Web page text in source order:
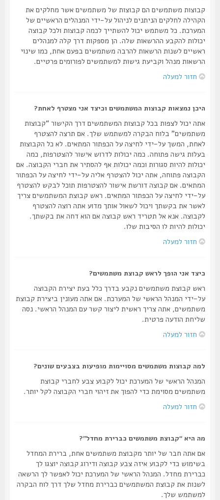
קבוצות משתמשים הם קבוצות של משתמשים אשר מחלקים את
הקהילה לחלקים הניתנים לניהול על-ידי המנהלים הראשיים של
המערכת. כל משתמש יכול להשתייך לכמה קבוצות ולכל קבוצה
יכולות להקבע ההרשאות שלה. הן מספקות דרך קלה למנהלים
ראשיים לשנות הרשאות להרבה משתמשים בפעם אחת, כמו שינוי
הרשאות מנהל וקביעת גישות למשתמשים לפורומים פרטיים.
חזור למעלה
היכן נמצאות קבוצות המשתמשים וכיצד אני מצטרף לאחת?
אתה יכול לצפות בכל קבוצות המשתמשים דרך הקישור “קבוצות
משתמשים” בלוח הבקרה למשתמש שלך. אם תרצה להצטרף
לאחת, המשך על-ידי לחיצה על הכפתור המתאים. לא כל הקבוצות
בעלות גישה פתוחה. כמה יכולות לדרוש אישור להצטרפות, כמה
יכולות להיות סגורות וכמה יכולות אף להסתיר את חברי הקבוצה. אם
הקבוצה פתוחה, אתה יכול להצטרף אליה על-ידי לחיצה על הכפתור
המתאים. אם קבוצה דורשת אישור להצטרפות תוכל לבקש להצטרף
על-ידי לחיצה על הכפתור המתאים. ראש קבוצת המשתמשים צריך
לאשר את בקשתך ויכול לשאול אותך מדוע אתה רוצה להצטרף
לקבוצה. אנא אל תטריד ראש קבוצה אם הוא דחה את בקשתך.
יכולות להיות לו הסיבות שלו.
חזור למעלה
כיצד אני הופך לראש קבוצת משתמשים?
ראש קבוצת משתמשים נקבע בדרך כלל בעת יצירת הקבוצה
על-ידי המנהל הראשי של המערכת. אם אתה מעונין ביצירת קבוצת
משתמשים, אתה צריך ראשית ליצור קשר עם המנהל הראשי. נסה
שליחת הודעה פרטית.
חזור למעלה
למה קבוצות משתמשים מסויימות מופיעות בצבעים שונים?
המנהל הראשי של המערכת יכול לקבוע צבע לחברי קבוצת
משתמשים מסוימת כדי להפוך את זיהוי חברי הקבוצה לקל יותר.
חזור למעלה
מה היא “קבוצת משתמשים כברירת מחדל”?
אם אתה חבר של יותר מקבוצת משתמשים אחת, ברירת המחדל
בשימוש כדי לקבוע איזה צבע קבוצה ודירוג קבוצה יוצגו לך
כברירת מחדל. המנהל הראשי של המערכת יכול לאפשר לך הרשאה
לשנות את קבוצת המשתמשים כברירת מחדל שלך דרך לוח הבקרה
למשתמש שלך.